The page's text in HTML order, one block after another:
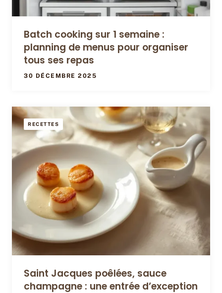
Batch cooking sur 1 semaine :
planning de menus pour organiser
tous ses repas
30 DÉCEMBRE 2025
RECETTES
Saint Jacques poêlées, sauce
champagne : une entrée d’exception